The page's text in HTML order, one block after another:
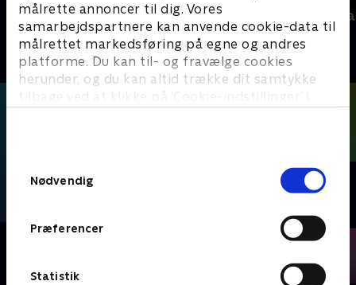
målrette annoncer til dig. Vores
samarbejdspartnere kan anvende cookie-data til
målrettet markedsføring på egne og andres
platforme. Du kan til- og fravælge cookies
herunder, og du kan altid trække dit samtykke
tilbage ved at klikke på ’Cookie-indstillinger’ i
Nødvendig
Præferencer
Statistik
Interview med dronning Margrethe
- 100-året for Genforeningen
2020 • Nyheder • 38 min
Nyheder